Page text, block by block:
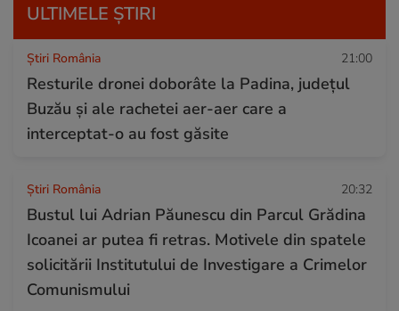
ULTIMELE ȘTIRI
Știri România 21:00
Resturile dronei doborâte la Padina, județul
Buzău și ale rachetei aer-aer care a
interceptat-o au fost găsite
Știri România 20:32
Bustul lui Adrian Păunescu din Parcul Grădina
Icoanei ar putea fi retras. Motivele din spatele
solicitării Institutului de Investigare a Crimelor
Comunismului